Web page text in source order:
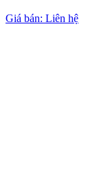
Giá bán: Liên hệ